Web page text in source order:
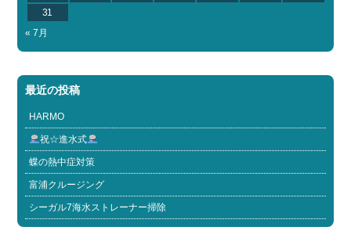
31
« 7月
最近の投稿
HARMO
祝☆進水式
蝶の熱中症対策
富浦クルージング
シーガル7海水ストレーナー掃除